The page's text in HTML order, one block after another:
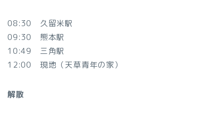
08:30 久留米駅
09:30 熊本駅
10:49 三角駅
12:00 現地（天草青年の家）
解散